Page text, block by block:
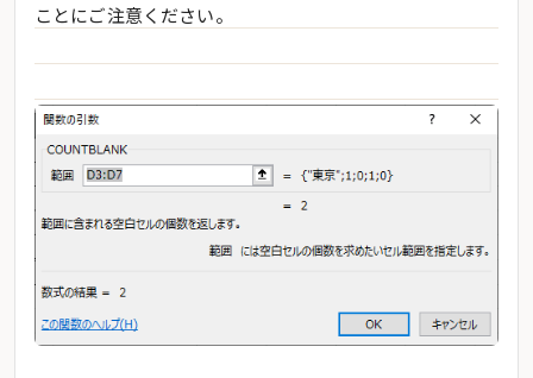
ことにご注意ください。